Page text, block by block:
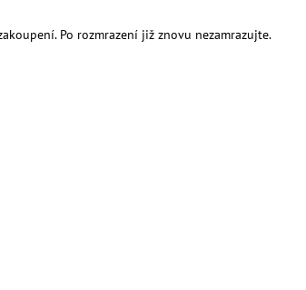
Po rozmrazení již znovu nezamrazujte.